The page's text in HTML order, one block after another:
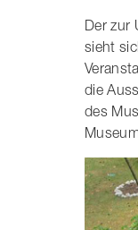
Der zur
sieht
die
des